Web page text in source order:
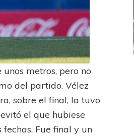
metros, pero no
del partido. Vélez
sobre el final, la tuvo
el que hubiese
Fue final y un
UEFA CHAMPIONS LEAGUE
PSG celebró el bicampeonato